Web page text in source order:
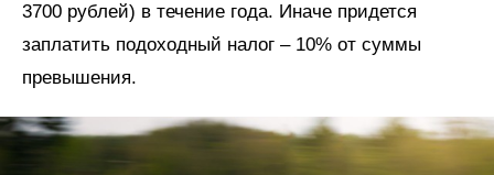
3700 рублей) в течение года. Иначе придется
заплатить подоходный налог – 10% от суммы
превышения.